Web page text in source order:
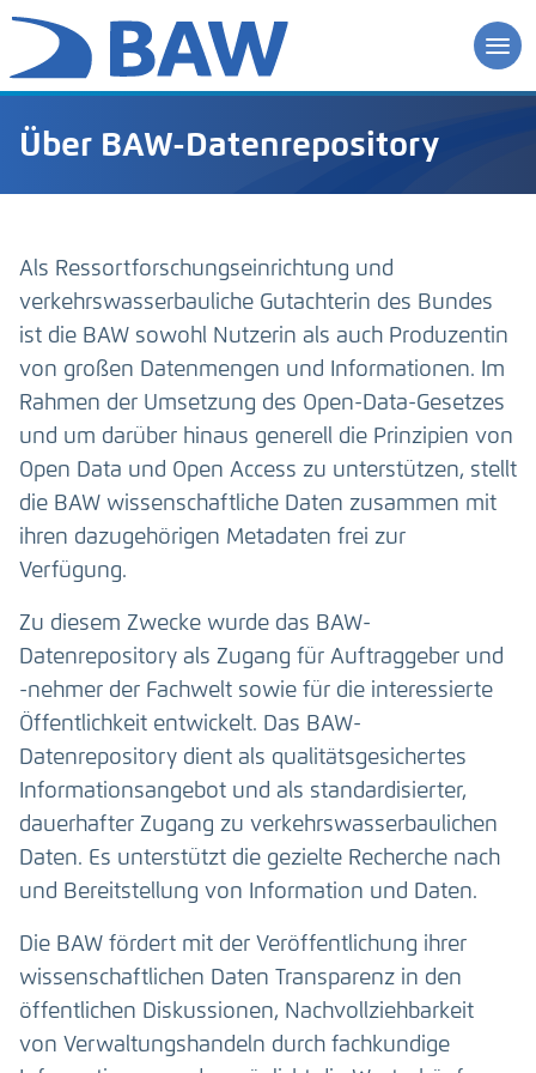
Über BAW-Datenrepository
Als Ressortforschungseinrichtung und
verkehrswasserbauliche Gutachterin des Bundes
ist die BAW sowohl Nutzerin als auch Produzentin
von großen Datenmengen und Informationen. Im
Rahmen der Umsetzung des Open-Data-Gesetzes
und um darüber hinaus generell die Prinzipien von
Open Data und Open Access zu unterstützen, stellt
die BAW wissenschaftliche Daten zusammen mit
ihren dazugehörigen Metadaten frei zur
Verfügung.
Zu diesem Zwecke wurde das BAW-
Datenrepository als Zugang für Auftraggeber und
-nehmer der Fachwelt sowie für die interessierte
Öffentlichkeit entwickelt. Das BAW-
Datenrepository dient als qualitätsgesichertes
Informationsangebot und als standardisierter,
dauerhafter Zugang zu verkehrswasserbaulichen
Daten. Es unterstützt die gezielte Recherche nach
und Bereitstellung von Information und Daten.
Die BAW fördert mit der Veröffentlichung ihrer
wissenschaftlichen Daten Transparenz in den
öffentlichen Diskussionen, Nachvollziehbarkeit
von Verwaltungshandeln durch fachkundige